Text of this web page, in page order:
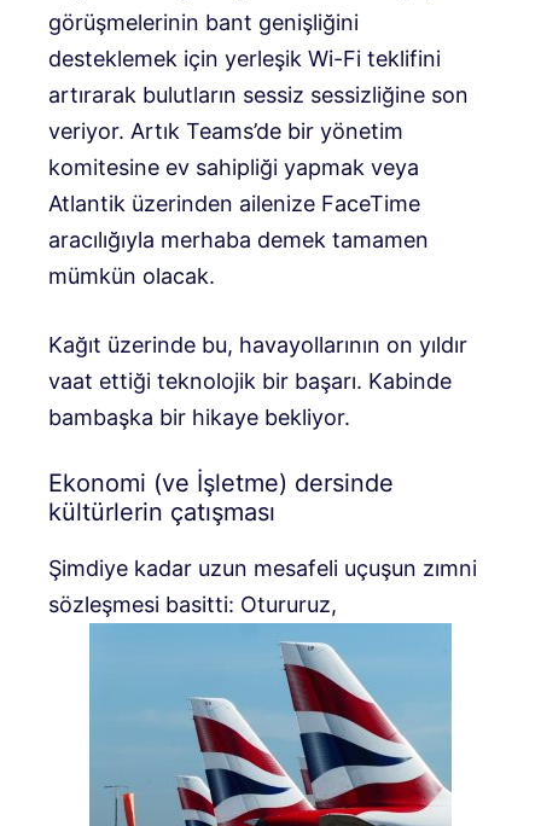
görüşmelerinin bant genişliğini
desteklemek için yerleşik Wi-Fi teklifini
artırarak bulutların sessiz sessizliğine son
veriyor. Artık Teams’de bir yönetim
komitesine ev sahipliği yapmak veya
Atlantik üzerinden ailenize FaceTime
aracılığıyla merhaba demek tamamen
mümkün olacak.
Kağıt üzerinde bu, havayollarının on yıldır
vaat ettiği teknolojik bir başarı. Kabinde
bambaşka bir hikaye bekliyor.
Ekonomi (ve İşletme) dersinde
kültürlerin çatışması
Şimdiye kadar uzun mesafeli uçuşun zımni
sözleşmesi basitti: Otururuz,